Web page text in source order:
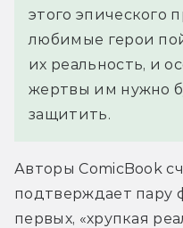
этого эпического
любимые герои
их реальность, и
жертвы им нужно
защитить.
Авторы ComicBook
подтверждает пару
первых, «хрупкая